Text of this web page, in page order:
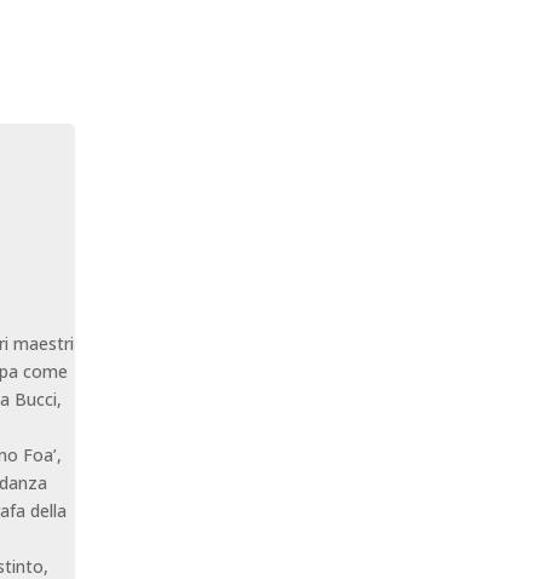
maestri
come
Bucci,
Foa’,
della